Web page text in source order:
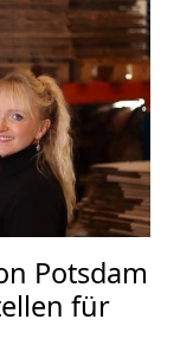
Potsdam
für